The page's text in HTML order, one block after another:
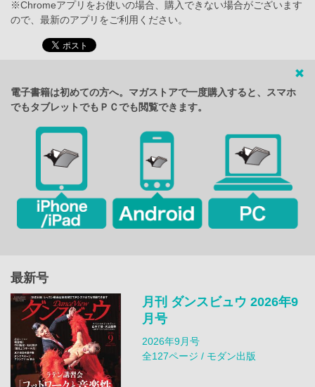
※Chromeアプリをお使いの場合、購入できない場合がございます
ので、最新のアプリをご利用ください。
電子書籍は初めての方へ。マガストアで一度購入すると、スマホ
でもタブレットでもＰＣでも閲覧できます。
最新号
月刊 ダンスビュウ 2026年9
月号
2026年9月号
全127ページ / モダン出版